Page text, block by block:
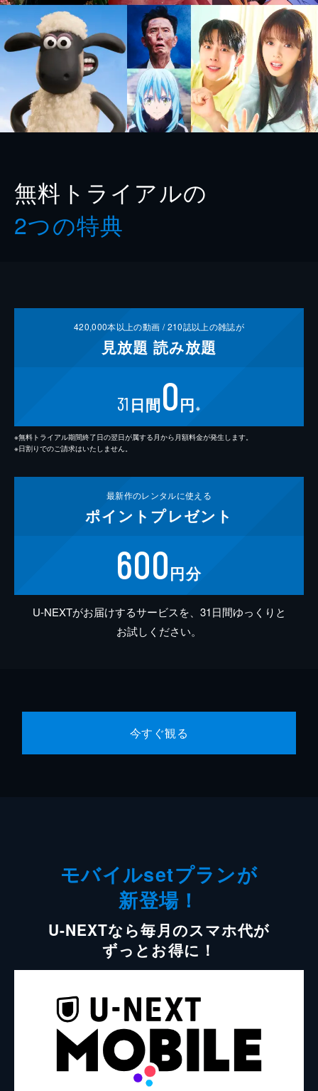
無料トライアルの
2つの特典
420,000本以上の動画 /210誌以上の雑誌が
見放題 読み放題
31 日間0円 ※
※無料トライアル期間終了日の翌日が属する月から月額料金が発生します。
※日割りでのご請求はいたしません。
最新作のレンタルに使える
ポイント プレゼント
600円分
U-NEXTがお届けするサービスを、31日間ゆっくりと
お試しください。
今すぐ観る
モバイルsetプランが
新登場！
U-NEXTなら毎月のスマホ代が
ずっとお得に！